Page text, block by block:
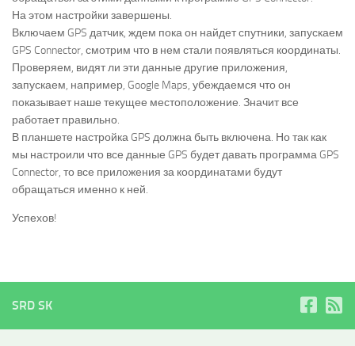
На этом настройки завершены.
Включаем GPS датчик, ждем пока он найдет спутники, запускаем
GPS Connector, смотрим что в нем стали появляться координаты.
Проверяем, видят ли эти данные другие приложения,
запускаем, например, Google Maps, убеждаемся что он
показывает наше текущее местоположение. Значит все
работает правильно.
В планшете настройка GPS должна быть включена. Но так как
мы настроили что все данные GPS будет давать программа GPS
Connector, то все приложения за координатами будут
обращаться именно к ней.
Успехов!
SRD SK